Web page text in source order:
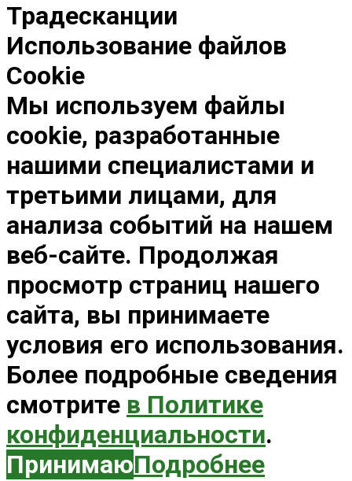
Традесканции
Использование файлов
Cookie
Мы используем файлы
cookie, разработанные
нашими специалистами и
третьими лицами, для
анализа событий на нашем
веб-сайте. Продолжая
просмотр страниц нашего
сайта, вы принимаете
условия его использования.
Более подробные сведения
смотрите в Политике
конфиденциальности.
ПринимаюПодробнее